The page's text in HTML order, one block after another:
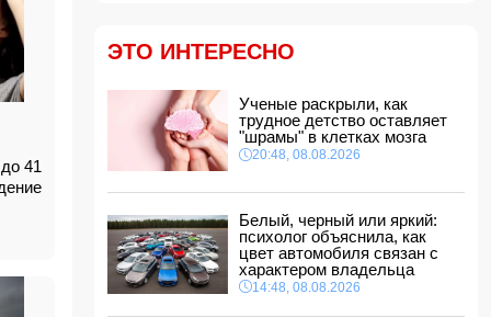
41
14:10, 08.08.2026
ВС РФ взяли под контроль Ивановку в
Харьковской области
14:04, 08.08.2026
Прогноз погоды в Азербайджане на 9 августа
14:00, 08.08.2026
Никол Пашинян позвонил Ильхаму Алиеву
12:48, 08.08.2026
СМИ: США ищут на Кубе фигуру для
повторения "венесуэльского сценария"
ЭТО ИНТЕРЕСНО
Ученые раскрыли, как
трудное детство оставляет
"шрамы" в клетках мозга
20:48, 08.08.2026
Белый, черный или яркий:
психолог объяснила, как
цвет автомобиля связан с
характером владельца
14:48, 08.08.2026